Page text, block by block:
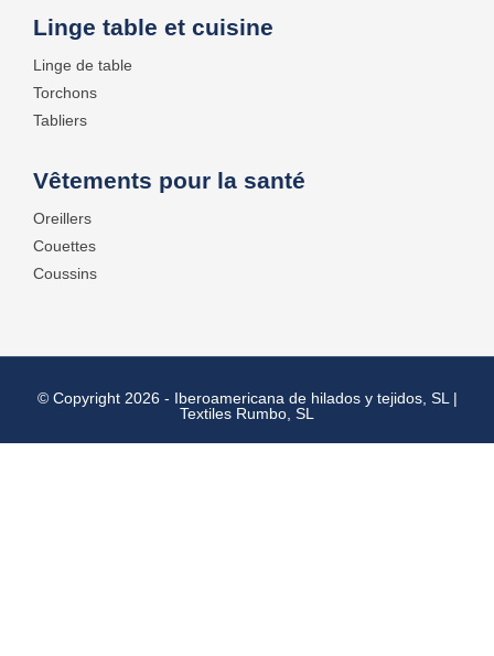
Linge table et cuisine
Linge de table
Torchons
Tabliers
Vêtements pour la santé
Oreillers
Couettes
Coussins
© Copyright 2026 - Iberoamericana de hilados y tejidos, SL |
Textiles Rumbo, SL